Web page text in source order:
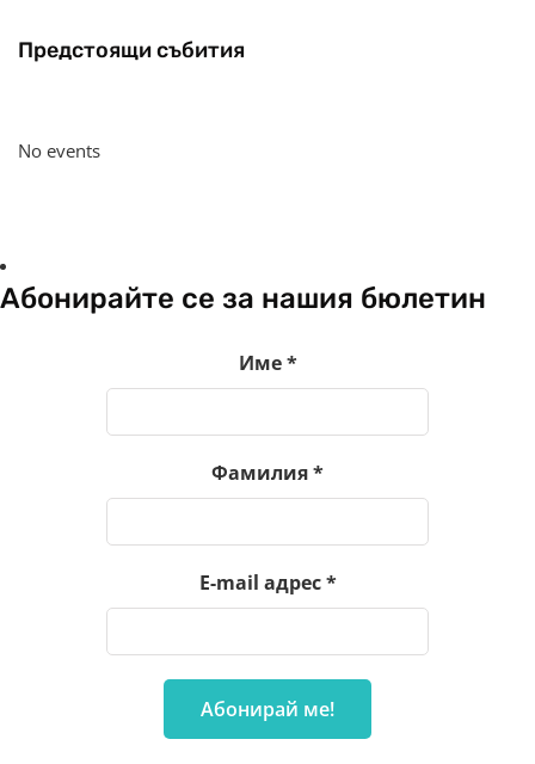
Предстоящи събития
No events
Абонирайте се за нашия бюлетин
Име*
Фамилия*
E-mail адрес*